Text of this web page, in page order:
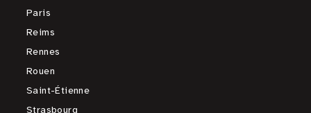
Paris
Reims
Rennes
Rouen
Saint-Étienne
Strasbourg